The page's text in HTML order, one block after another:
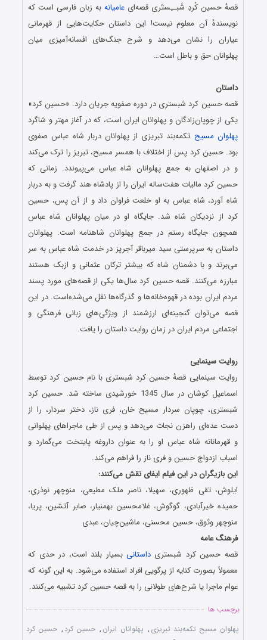
قصهٔ حسین کُردِ شَبــِستَری قصه‌ای عامیانه به زبان فارسی است که
نویسندهٔ آن معلوم نیست! این داستان حکایت‌هایی از قهرمانی
عیاران را نشان می‌دهد و شرح جنگ‌های افسانه‌آمیزی میان
پهلوانان حق و باطل است…
داستان
قصه حسین کرد شبستری در دوره صفویه جریان دارد. «حسین کرد»
یکی از چوپان‌زادگان و پهلوانان ایران است، که در آغاز مهتر و شاگرد
پهلوان مسیح تکمه‌بند تبریزی از پهلوانان دربار شاه‌ عباس صفوی
بود. حسین کرد پس از اختلاف با همسر مسیح، تبریز را ترک می‌کند
و در اصفهان به جمع پهلوانان شاه عباس می‌پیوندد. زمانی که
حسین کرد مالیات هفت‌ساله ایران را از پادشاه هند گرفت و به دربار
شاه آورد، شاه عباس به او خلعت فراوان داد و از آن پس، حسین
کرد از نزدیکان شاه شد. جایگاه او در میان پهلوانان شاه عباس
همچون جایگاه رستم در جمع پهلوانان شاهنامه است. پهلوانان
داستان به سرپرستی سید میرباقر آجرپز در خدمت شاه عباس به سر
می‌برند و با دشمنان شاه که بیشتر ترکان عثمانی و ازبک هستند
مبارزه می‌کنند. قصه حسین کرد سال‌ها یکی از قصه‌های مورد پسند
مردم ایران بوده در قهوه‌خانه‌ها و گذرگاه‌ها نقل می‌شده‌است. در این
قصه می‌توان گنجینه‌ای ارزشمند از ویژگی‌های زبانی فرهنگی و
اجتماعی مردم ایران در زمان روایت داستان را یافت.
روایت سینمایی
روایت سینمایی قصهٔ حسین کرد شبستری با نام حسین کرد توسط
اسماعیل کوشان در سال 1345 خورشیدی ساخته شد. حسین کرد
شبستری، چوپان سردار مسیح خان، فری ناز، دختر سردار، را از
دست عده‌ای راهزن نجات می‌دهد و پس از طی ماجراهای پهلوانی
و قهرمانانه شاه عباس او را به عنوان داروغه پایتخت می‌گمارد و
اسباب ازدواج حسین و فری ناز را فراهم می‌کند.
این بازیگران در این فیلم ایفای نقش می‌کنند:
ایلوش، تقی ظهوری، سهیلا، ناصر ملک مطیعی، منوچهر نوذری،
حمیده خیرآبادی، گوگوش، غلامحسین بهمنیار، صابر آتشین، پریا،
منوچهر وثوق، حسین محسنی، ماشین‌چیان، عبدی
فرهنگ عامه
قصه حسین کرد شبستریداستانی بسیار بلند است، در حدی که
معمولاً بصورت کنایه از پرگویی افراد استفاده می‌شود. به این گونه که
عوام ماجرا یا شرح‌های طولانی را به قصه حسین کرد تشبیه می‌کنند.
برچسب ها
پهلوان مسیح تکمه‌بند تبریزی , پهلوانان ایران , حسین کرد , حسین کرد